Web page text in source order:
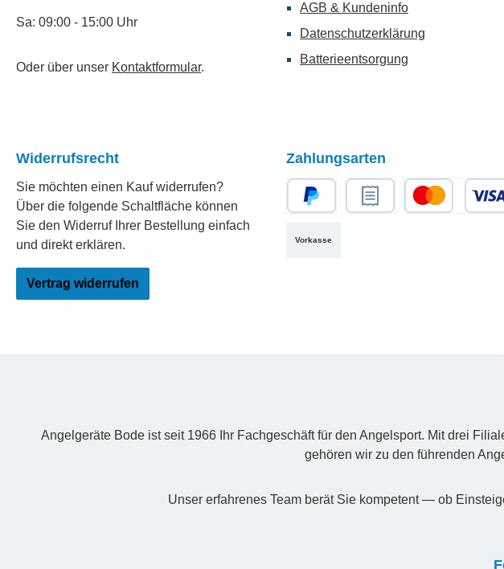
Sa: 09:00 - 15:00 Uhr
Oder über unser Kontaktformular.
AGB & Kundeninfo
Datenschutzerklärung
Batterieentsorgung
Widerrufsrecht
Sie möchten einen Kauf widerrufen?
Über die folgende Schaltfläche können
Sie den Widerruf Ihrer Bestellung einfach
und direkt erklären.
Vertrag widerrufen
Zahlungsarten
Vorkasse
Angelgeräte Bode ist seit 1966 Ihr Fachgeschäft für den Angelsport. Mit drei
gehören wir zu den führenden
Unser erfahrenes Team berät Sie kompetent — ob